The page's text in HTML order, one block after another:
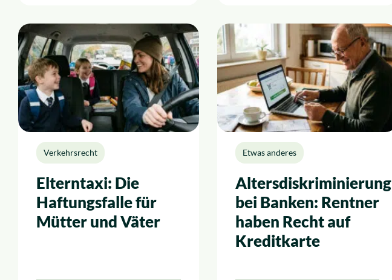
Verkehrsrecht
Elterntaxi: Die
Haftungsfalle für
Mütter und Väter
Etwas anderes
Altersdiskriminierung
bei Banken: Rentner
haben Recht auf
Kreditkarte